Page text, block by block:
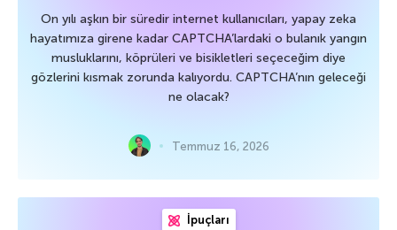
On yılı aşkın bir süredir internet kullanıcıları, yapay zeka
hayatımıza girene kadar CAPTCHA’lardaki o bulanık yangın
musluklarını, köprüleri ve bisikletleri seçeceğim diye
gözlerini kısmak zorunda kalıyordu. CAPTCHA’nın geleceği
ne olacak?
Temmuz 16, 2026
İpuçları